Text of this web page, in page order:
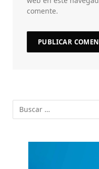
comente.